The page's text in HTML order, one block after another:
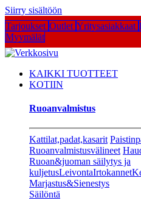
Siirry sisältöön
Tarjoukset Outlet Yritysasiakkaat
Myymälät
KAIKKI TUOTTEET
KOTIIN
Ruoanvalmistus
Kattilat,padat,kasarit
Ruoanvalmistusvälineet
Ruoan&juoman säilytys ja
kuljetusLeivontaIrtokannet
Marjastus&Sienestys
Säilöntä